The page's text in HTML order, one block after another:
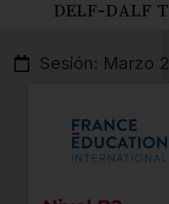
DELF-DALF
Sesión: Marzo